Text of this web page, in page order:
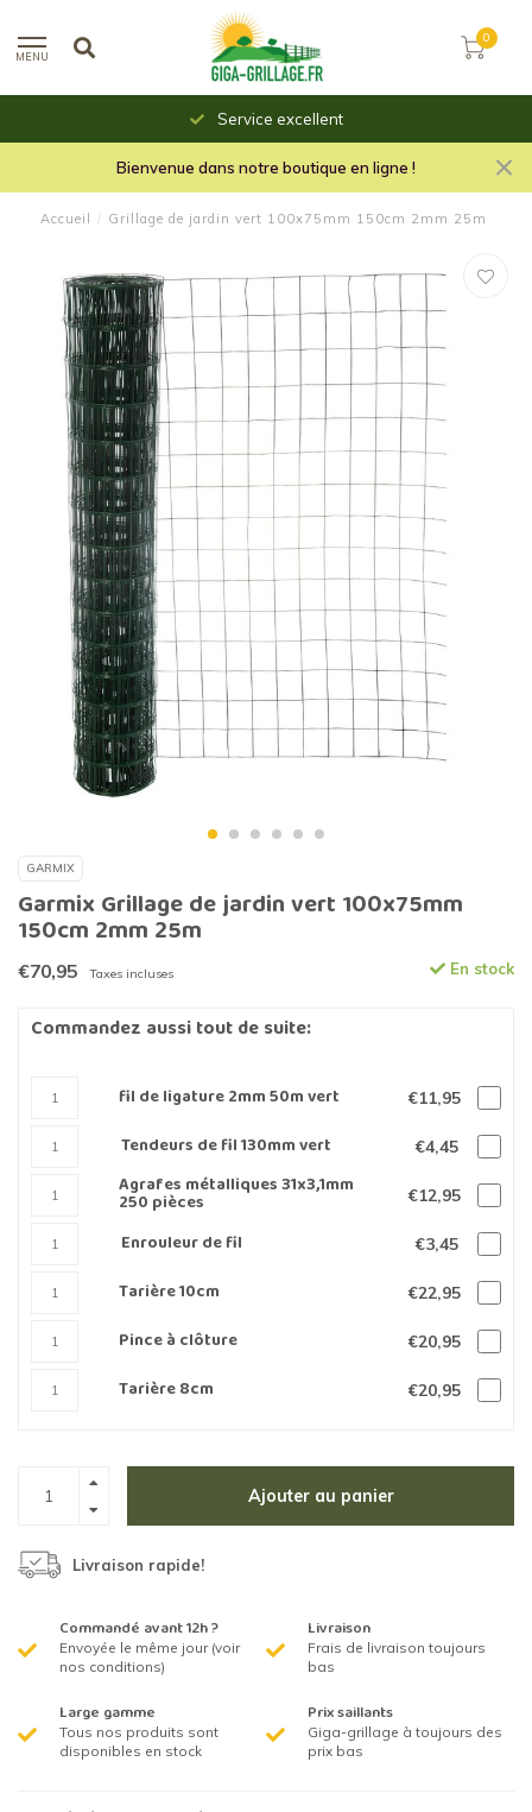
MENU
0
Service excellent
Bienvenue dans notre boutique en ligne !
Accueil / Grillage de jardin vert 100x75mm 150cm 2mm 25m
GARMIX
Garmix Grillage de jardin vert 100x75mm
150cm 2mm 25m
€70,95 Taxes incluses En stock
Commandez aussi tout de suite:
fil de ligature 2mm 50m vert €11,95
Tendeurs de fil 130mm vert €4,45
Agrafes métalliques 31x3,1mm
250 pièces €12,95
Enrouleur de fil €3,45
Tarière 10cm €22,95
Pince à clôture €20,95
Tarière 8cm €20,95
Ajouter au panier
Livraison rapide!
Commandé avant 12h ?
Envoyée le même jour (voir
nos conditions)
Livraison
Frais de livraison toujours
bas
Large gamme
Tous nos produits sont
disponibles en stock
Prix saillants
Giga-grillage à toujours des
prix bas